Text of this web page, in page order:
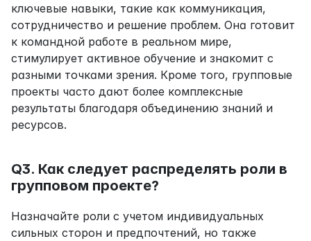
ключевые навыки, такие как коммуникация,
сотрудничество и решение проблем. Она готовит
к командной работе в реальном мире,
стимулирует активное обучение и знакомит с
разными точками зрения. Кроме того, групповые
проекты часто дают более комплексные
результаты благодаря объединению знаний и
ресурсов.
Q3. Как следует распределять роли в
групповом проекте?
Назначайте роли с учетом индивидуальных
сильных сторон и предпочтений, но также